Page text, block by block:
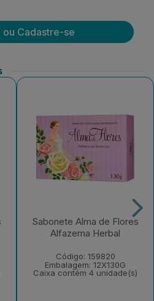
ou Cadastre-se
Sabonete Alma de Flores
Alfazema Herbal
Código: 159820
Embalagem: 12X130G
Caixa contém 4 unidade(s)